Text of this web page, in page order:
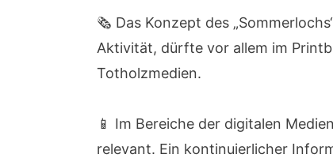
🗞️ Das Konzept des
Aktivität, dürfte vor allem im
Totholzmedien.
📱 Im Bereiche der digitalen
relevant. Ein kontinuierlicher